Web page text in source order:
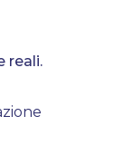
reali.